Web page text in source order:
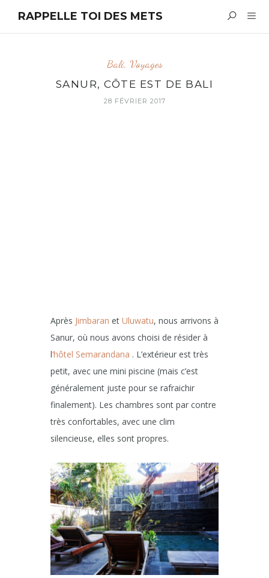
RAPPELLE TOI DES METS
Bali, Voyages
SANUR, CÔTE EST DE BALI
28 FÉVRIER 2017
Après Jimbaran et Uluwatu, nous arrivons à
Sanur, où nous avons choisi de résider à
l‘hôtel Semarandana . L’extérieur est très
petit, avec une mini piscine (mais c’est
généralement juste pour se rafraichir
finalement). Les chambres sont par contre
très confortables, avec une clim
silencieuse, elles sont propres.